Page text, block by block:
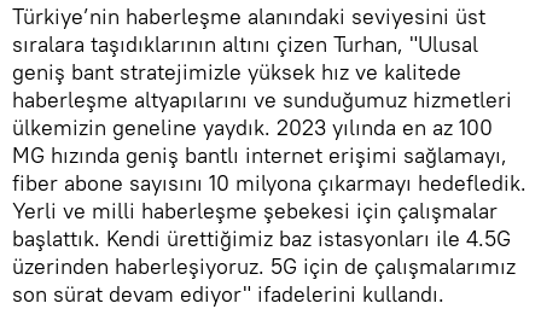
Türkiye’nin haberleşme alanındaki seviyesini üst
sıralara taşıdıklarının altını çizen Turhan, "Ulusal
geniş bant stratejimizle yüksek hız ve kalitede
haberleşme altyapılarını ve sunduğumuz hizmetleri
ülkemizin geneline yaydık. 2023 yılında en az 100
MG hızında geniş bantlı internet erişimi sağlamayı,
fiber abone sayısını 10 milyona çıkarmayı hedefledik.
Yerli ve milli haberleşme şebekesi için çalışmalar
başlattık. Kendi ürettiğimiz baz istasyonları ile 4.5G
üzerinden haberleşiyoruz. 5G için de çalışmalarımız
son sürat devam ediyor" ifadelerini kullandı.